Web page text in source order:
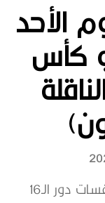
الأحد
في كأس
تتواصل غداً الأحد 4 يناير 2026، منافسات دور الـ16